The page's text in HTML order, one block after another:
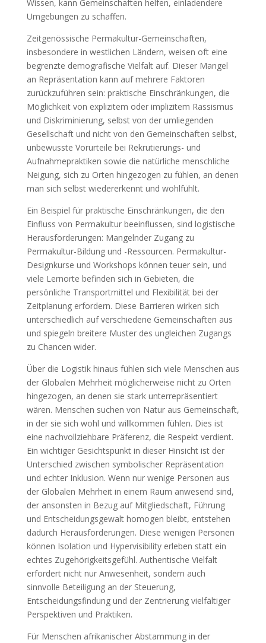
Wissen, kann Gemeinschaften helfen, einladendere
Umgebungen zu schaffen.
Zeitgenössische Permakultur-Gemeinschaften,
insbesondere in westlichen Ländern, weisen oft eine
begrenzte demografische Vielfalt auf. Dieser Mangel
an Repräsentation kann auf mehrere Faktoren
zurückzuführen sein: praktische Einschränkungen, die
Möglichkeit von explizitem oder implizitem Rassismus
und Diskriminierung, selbst von der umliegenden
Gesellschaft und nicht von den Gemeinschaften selbst,
unbewusste Vorurteile bei Rekrutierungs- und
Aufnahmepraktiken sowie die natürliche menschliche
Neigung, sich zu Orten hingezogen zu fühlen, an denen
man sich selbst wiedererkennt und wohlfühlt.
Ein Beispiel für praktische Einschränkungen, die den
Einfluss von Permakultur beeinflussen, sind logistische
Herausforderungen: Mangelnder Zugang zu
Permakultur-Bildung und -Ressourcen. Permakultur-
Designkurse und Workshops können teuer sein, und
viele Lernorte befinden sich in Gebieten, die
persönliche Transportmittel und Flexibilität bei der
Zeitplanung erfordern. Diese Barrieren wirken sich
unterschiedlich auf verschiedene Gemeinschaften aus
und spiegeln breitere Muster des ungleichen Zugangs
zu Chancen wider.
Über die Logistik hinaus fühlen sich viele Menschen aus
der Globalen Mehrheit möglicherweise nicht zu Orten
hingezogen, an denen sie stark unterrepräsentiert
wären. Menschen suchen von Natur aus Gemeinschaft,
in der sie sich wohl und willkommen fühlen. Dies ist
eine nachvollziehbare Präferenz, die Respekt verdient.
Ein wichtiger Gesichtspunkt in dieser Hinsicht ist der
Unterschied zwischen symbolischer Repräsentation
und echter Inklusion. Wenn nur wenige Personen aus
der Globalen Mehrheit in einem Raum anwesend sind,
der ansonsten in Bezug auf Mitgliedschaft, Führung
und Entscheidungsgewalt homogen bleibt, entstehen
dadurch Herausforderungen. Diese wenigen Personen
können Isolation und Hypervisibility erleben statt ein
echtes Zugehörigkeitsgefühl. Authentische Vielfalt
erfordert nicht nur Anwesenheit, sondern auch
sinnvolle Beteiligung an der Steuerung,
Entscheidungsfindung und der Zentrierung vielfältiger
Perspektiven und Praktiken.
Für Menschen afrikanischer Abstammung in der